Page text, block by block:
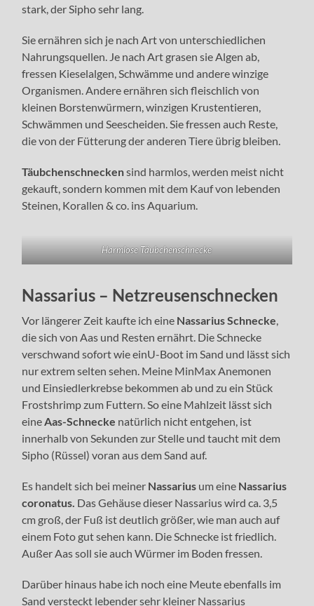
stark, der Sipho sehr lang.
Sie ernähren sich je nach Art von unterschiedlichen
Nahrungsquellen. Je nach Art grasen sie Algen ab,
fressen Kieselalgen, Schwämme und andere winzige
Organismen. Andere ernähren sich fleischlich von
kleinen Borstenwürmern, winzigen Krustentieren,
Schwämmen und Seescheiden. Sie fressen auch Reste,
die von der Fütterung der anderen Tiere übrig bleiben.
Täubchenschneckensind harmlos, werden meist nicht
gekauft, sondern kommen mit dem Kauf von lebenden
Steinen, Korallen & co. ins Aquarium.
Harmlose Täubchenschnecke
Nassarius – Netzreusenschnecken
Vor längerer Zeit kaufte ich eine Nassarius Schnecke,
die sich von Aas und Resten ernährt. Die Schnecke
verschwand sofort wie einU-Boot im Sand und lässt sich
nur extrem selten sehen. Meine MinMax Anemonen
und Einsiedlerkrebse bekommen ab und zu ein Stück
Frostshrimp zum Futtern. So eine Mahlzeit lässt sich
eineAas-Schnecke natürlich nicht entgehen, ist
innerhalb von Sekunden zur Stelle und taucht mit dem
Sipho (Rüssel) voran aus dem Sand auf.
Es handelt sich bei meiner Nassarius um eine Nassarius
coronatus. Das Gehäuse dieser Nassarius wird ca. 3,5
cm groß, der Fuß ist deutlich größer, wie man auch auf
einem Foto gut sehen kann. Die Schnecke ist friedlich.
Außer Aas soll sie auch Würmer im Boden fressen.
Darüber hinaus habe ich noch eine Meute ebenfalls im
Sand versteckt lebender sehr kleiner Nassarius